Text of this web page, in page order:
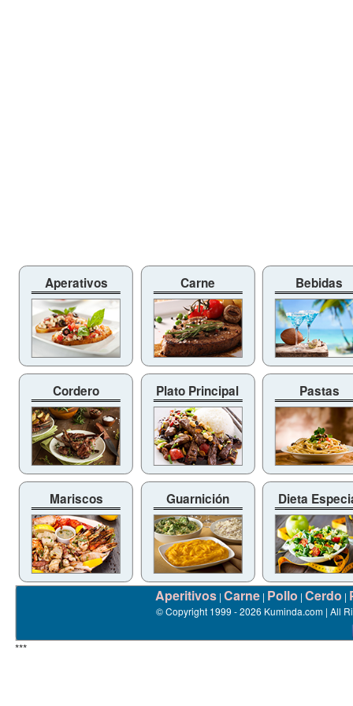
Aperativos Carne Bebidas
Cordero Plato Principal Pastas
Mariscos Guarnición Dieta
Aperitivos| Carne| Pollo | Cerdo |
© Copyright 1999 - 2026 Kuminda.com | All
***